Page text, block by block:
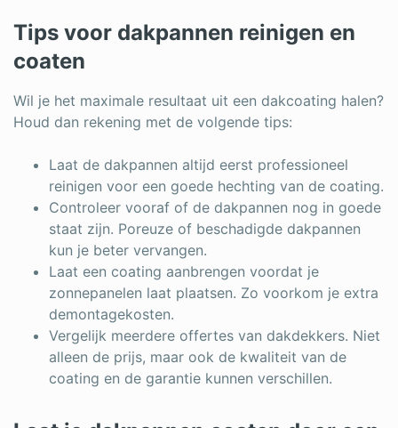
Tips voor dakpannen reinigen en
coaten
Wil je het maximale resultaat uit een dakcoating halen?
Houd dan rekening met de volgende tips:
Laat de dakpannen altijd eerst professioneel
reinigen voor een goede hechting van de coating.
Controleer vooraf of de dakpannen nog in goede
staat zijn. Poreuze of beschadigde dakpannen
kun je beter vervangen.
Laat een coating aanbrengen voordat je
zonnepanelen laat plaatsen. Zo voorkom je extra
demontagekosten.
Vergelijk meerdere offertes van dakdekkers. Niet
alleen de prijs, maar ook de kwaliteit van de
coating en de garantie kunnen verschillen.